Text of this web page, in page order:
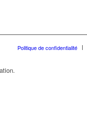
Politique de confidentialité